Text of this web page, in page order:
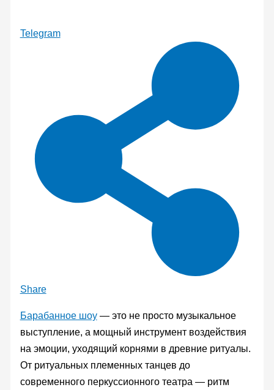
Telegram
Share
Барабанное шоу— это не просто музыкальное
выступление, а мощный инструмент воздействия
на эмоции, уходящий корнями в древние ритуалы.
От ритуальных племенных танцев до
современного перкуссионного театра — ритм